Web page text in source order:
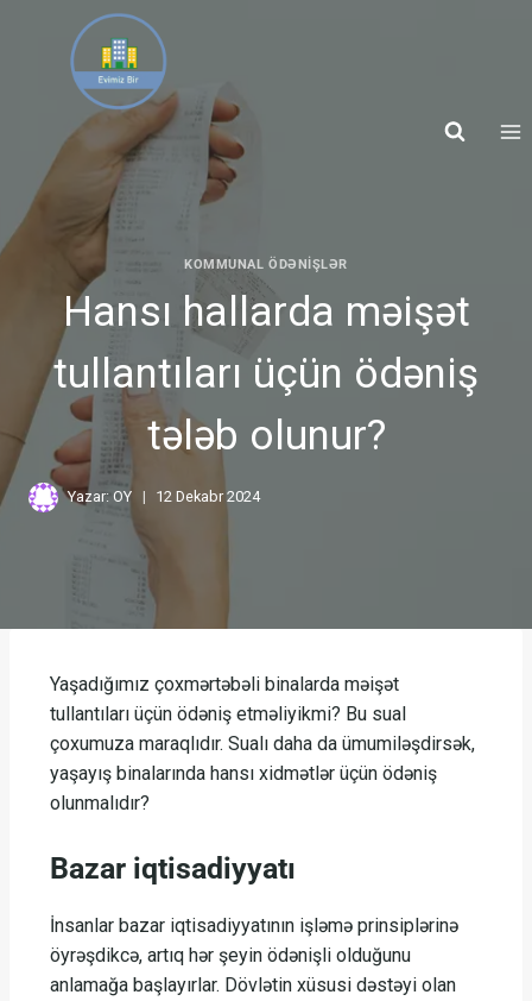
KOMMUNAL ÖDƏNIŞLƏR
Hansı hallarda məişət
tullantıları üçün ödəniş
tələb olunur?
Yazar: OY 12 Dekabr 2024
Yaşadığımız çoxmərtəbəli binalarda məişət
tullantıları üçün ödəniş etməliyikmi? Bu sual
çoxumuza maraqlıdır. Sualı daha da ümumiləşdirsək,
yaşayış binalarında hansı xidmətlər üçün ödəniş
olunmalıdır?
Bazar iqtisadiyyatı
İnsanlar bazar iqtisadiyyatının işləmə prinsiplərinə
öyrəşdikcə, artıq hər şeyin ödənişli olduğunu
anlamağa başlayırlar. Dövlətin xüsusi dəstəyi olan